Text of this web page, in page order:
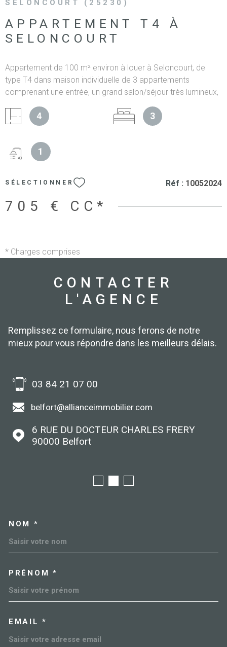
SELONCOURT (25230)
APPARTEMENT T4 À
SELONCOURT
Appartement de 100 m² environ à louer à Seloncourt, de
type T4 dans maison individuelle de 3 appartements
comprenant une entrée, un grand salon/séjour très lumineux,
salle d'eau avec douche, un wc séparé. Un jardin collectif et
une cave privative complètent cet appartement. Le
chauffage est individuel au gaz. A visiter sans tarder. RARE
SUR LE MARCHE Les informations sur les risques auxquels
4 3
1
SÉLECTIONNER Réf : 10052024
705 € CC*
* Charges comprises
CONTACTER
L'AGENCE
Remplissez ce formulaire, nous ferons de notre
mieux pour vous répondre dans les meilleurs délais.
03 84 21 07 00
belfort@allianceimmobilier.com
6 RUE DU DOCTEUR CHARLES FRERY
90000 Belfort
NOM *
PRÉNOM *
EMAIL *